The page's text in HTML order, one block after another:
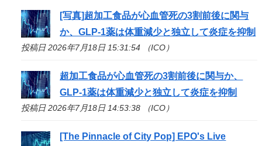
[写真]超加工食品が心血管死の3割前後に関与
か、GLP-1薬は体重減少と独立して炎症を抑制
投稿日 2026年7月18日 15:31:54 （ICO）
超加工食品が心血管死の3割前後に関与か、
GLP-1薬は体重減少と独立して炎症を抑制
投稿日 2026年7月18日 14:53:38 （ICO）
[The Pinnacle of City Pop] EPO's Live